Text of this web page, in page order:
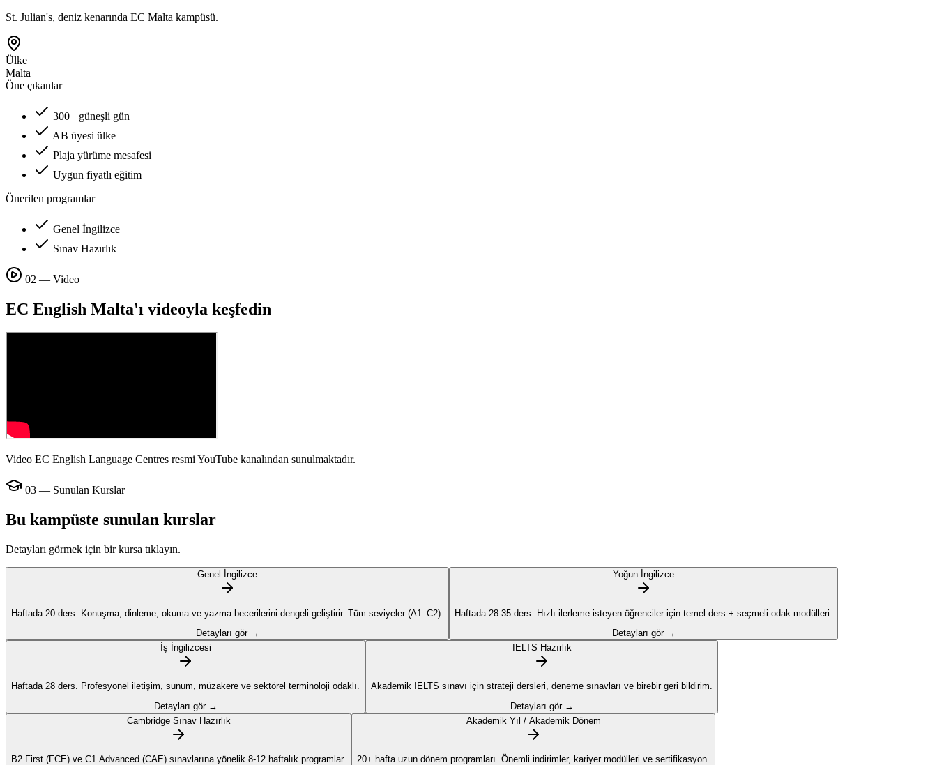
St. Julian's, deniz kenarında EC Malta kampüsü.
Ülke
Malta
Öne çıkanlar
300+ güneşli gün
AB üyesi ülke
Plaja yürüme mesafesi
Uygun fiyatlı eğitim
Önerilen programlar
Genel İngilizce
Sınav Hazırlık
02 — Video
EC English Malta'ı videoyla keşfedin
Video EC English Language Centres resmi YouTube kanalından sunulmaktadır.
03 — Sunulan Kurslar
Bu kampüste sunulan kurslar
Detayları görmek için bir kursa tıklayın.
Genel İngilizce
Haftada 20 ders. Konuşma, dinleme, okuma ve yazma becerilerini dengeli geliştirir. Tüm seviyeler (A1–C2).
Detayları gör →
Yoğun İngilizce
Haftada 28-35 ders. Hızlı ilerleme isteyen öğrenciler için temel ders + seçmeli odak modülleri.
Detayları gör →
İş İngilizcesi
Haftada 28 ders. Profesyonel iletişim, sunum, müzakere ve sektörel terminoloji odaklı.
Detayları gör →
IELTS Hazırlık
Akademik IELTS sınavı için strateji dersleri, deneme sınavları ve birebir geri bildirim.
Detayları gör →
Cambridge Sınav Hazırlık
B2 First (FCE) ve C1 Advanced (CAE) sınavlarına yönelik 8-12 haftalık programlar.
Akademik Yıl / Akademik Dönem
20+ hafta uzun dönem programları. Önemli indirimler, kariyer modülleri ve sertifikasyon.